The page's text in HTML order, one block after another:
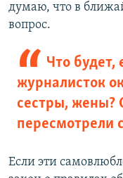
думаю, что в
вопрос.
Что будет,
журналисток
сестры, жены?
пересмотрели
Если эти